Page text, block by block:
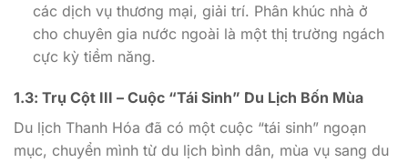
các dịch vụ thương mại, giải trí. Phân khúc nhà ở
cho chuyên gia nước ngoài là một thị trường ngách
cực kỳ tiềm năng.
1.3: Trụ Cột III – Cuộc “Tái Sinh” Du Lịch Bốn Mùa
Du lịch Thanh Hóa đã có một cuộc “tái sinh” ngoạn
mục, chuyển mình từ du lịch bình dân, mùa vụ sang du